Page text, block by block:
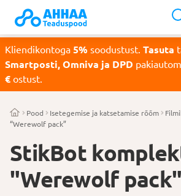
Kliendikontoga 5% soodustust. Tasuta
Smartposti, Omniva ja DPD
€ ostust.
Pood Isetegemise ja katsetamise rõõm
“Werewolf pack”
StikBot
"Werewolf pack"